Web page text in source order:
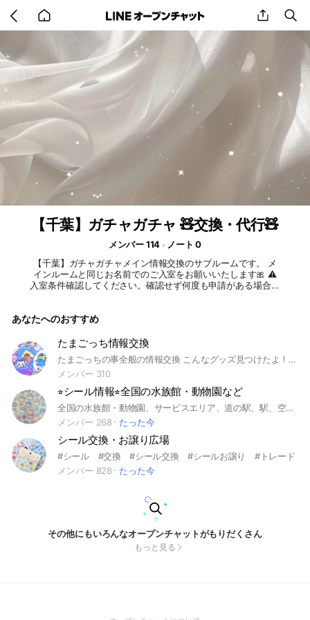
back
to
home
share
【千葉】ガチャガチャ 🧸交換・代行🧸
メンバー 114
ノート 0
【千葉】ガチャガチャメイン情報交換のサブルームです。 メ
インルームと同じお名前でのご入室をお願いいたします🎀 ⚠️
入室条件確認してください。確認せず何度も申請がある場合は
あなたへのおすすめ
たまごっち情報交換
たまごっちの事全般の情報交換 こんなグッズ見つけたよ！ こんなふうに育ったよ！なんでも🆗 思いやりを大切に優しいオープンチャットになりますように🌟 前のオープンチャットが無くなってしまったので、勝手ながら情報交換用のチャットを作成しました。 #たまごっち #tamagotchi
メンバー 310
⭐︎シール情報⭐︎全国の水族館・動物園など
全国の水族館・動物園、サービスエリア、道の駅、駅、空港、地域限定などのシール情報をお願いします！ 情報待ちの方はいなくてみなさん活発に動いているので有益な情報が毎日多数です。
メンバー 268
たった今
シール交換・お譲り広場
#シール #交換 #シール交換 #シールお譲り #トレード
メンバー 828
たった今
その他にもいろんなオープンチャットがもりだくさん
もっと見る